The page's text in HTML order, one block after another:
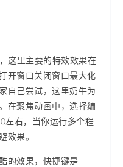
这里主要的特效效果在
开窗口关闭窗口最大化
自己尝试，这里奶牛为
在聚焦动画中，选择编
左右，当你运行多个程
效果。
的效果，快捷键是